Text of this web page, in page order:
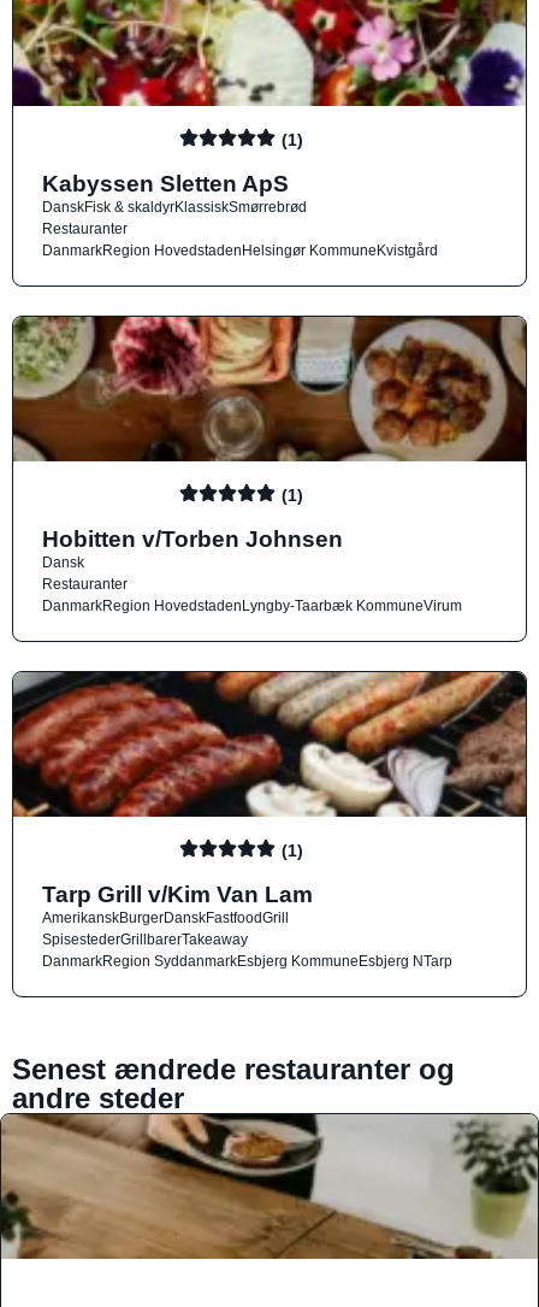
(1)
Kabyssen Sletten ApS
DanskFisk & skaldyrKlassiskSmørrebrød
Restauranter
DanmarkRegion HovedstadenHelsingør KommuneKvistgård
(1)
Hobitten v/Torben Johnsen
Dansk
Restauranter
DanmarkRegion HovedstadenLyngby-Taarbæk KommuneVirum
(1)
Tarp Grill v/Kim Van Lam
AmerikanskBurgerDanskFastfoodGrill
SpisestederGrillbarerTakeaway
DanmarkRegion SyddanmarkEsbjerg KommuneEsbjerg NTarp
Senest ændrede restauranter og
andre steder